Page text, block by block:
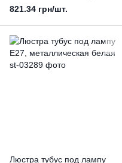
на 1 лампу Е27
821.34 грн/шт.
Люстра тубус под лампу